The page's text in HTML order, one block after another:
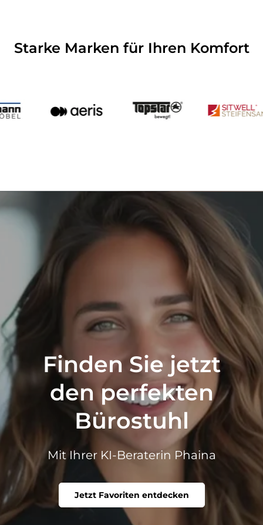
Starke Marken für Ihren Komfort
Finden Sie jetzt
den perfekten
Bürostuhl
Mit Ihrer KI-Beraterin Phaina
Jetzt Favoriten entdecken